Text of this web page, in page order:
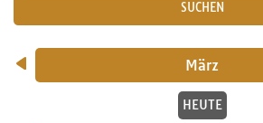
SUCHEN
März
HEUTE